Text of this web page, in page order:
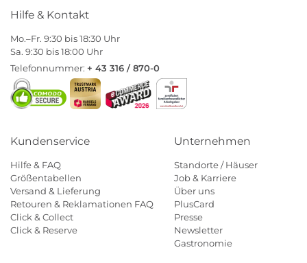
Hilfe & Kontakt
Mo.–Fr. 9:30 bis 18:30 Uhr
Sa. 9:30 bis 18:00 Uhr
Telefonnummer: + 43 316 / 870-0
Kundenservice
Hilfe & FAQ
Größentabellen
Versand & Lieferung
Retouren & Reklamationen FAQ
Click & Collect
Click & Reserve
Unternehmen
Standorte / Häuser
Job & Karriere
Über uns
PlusCard
Presse
Newsletter
Gastronomie